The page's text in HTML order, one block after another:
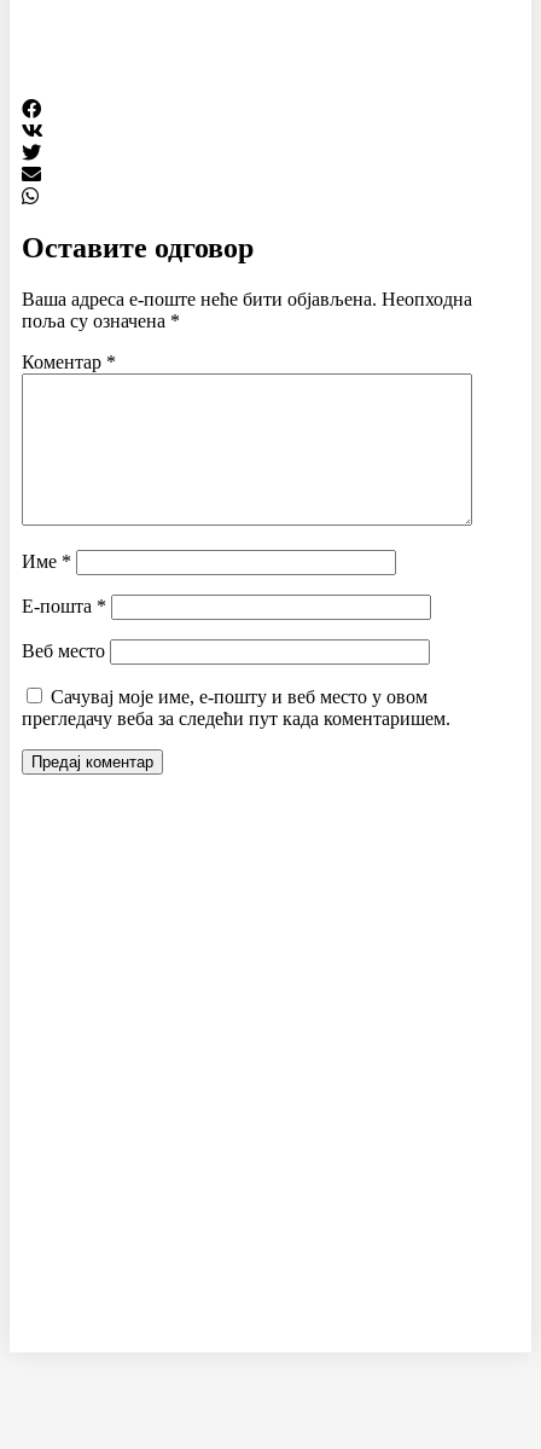
Оставите одговор
Ваша адреса е-поште неће бити објављена. Неопходна
поља су означена *
Коментар *
Име *
Е-пошта *
Веб место
Сачувај моје име, е-пошту и веб место у овом
прегледачу веба за следећи пут када коментаришем.